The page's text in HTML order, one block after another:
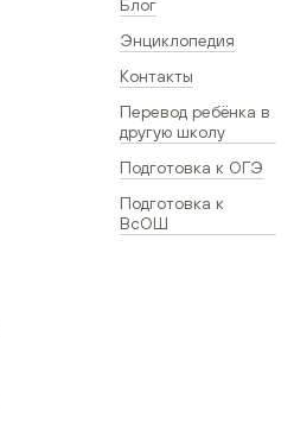
Блог
Энциклопедия
Контакты
Перевод ребёнка в
другую школу
Подготовка к ОГЭ
Подготовка к
ВсОШ